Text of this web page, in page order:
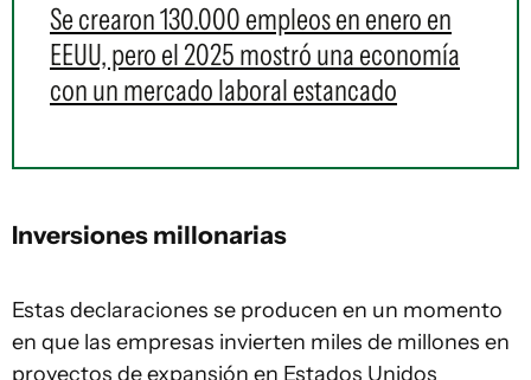
Se crearon 130.000 empleos en enero en
EEUU, pero el 2025 mostró una economía
con un mercado laboral estancado
Inversiones millonarias
Estas declaraciones se producen en un momento
en que las empresas invierten miles de millones en
proyectos de expansión en Estados Unidos